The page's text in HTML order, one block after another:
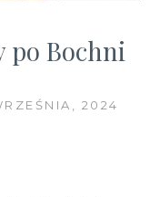
po Bochni
2024